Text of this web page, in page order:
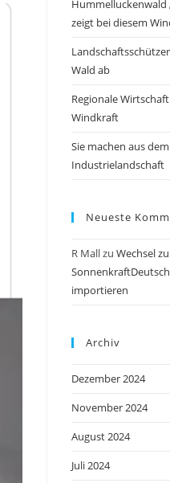
Hummelluckenwald
zeigt bei diesem
Wald ab
Regionale
Windkraft
Sie machen aus
Industrielandschaft
Neueste
R Mallzu Wechsel
importieren
Archiv
Dezember 2024
November 2024
August 2024
Juli 2024